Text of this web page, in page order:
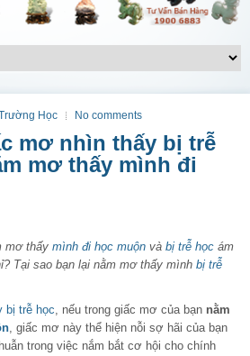
Học No comments
mơ nhìn thấy bị trễ
mơ thấy mình đi
mơ thấy mình đi học muộn và bị trễ học ám
Tại sao bạn lại nằm mơ thấy mình bị trễ
bị trễ học, nếu trong giấc mơ của bạn nằm
, giấc mơ này thể hiện nỗi sợ hãi của bạn
trong việc nắm bắt cơ hội cho chính